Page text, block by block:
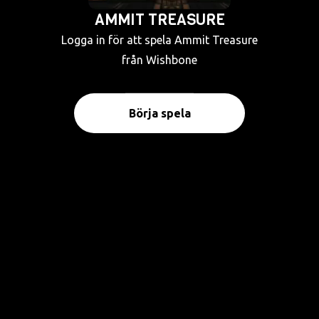
AMMIT TREASURE
Logga in för att spela Ammit Treasure
från Wishbone
Börja spela